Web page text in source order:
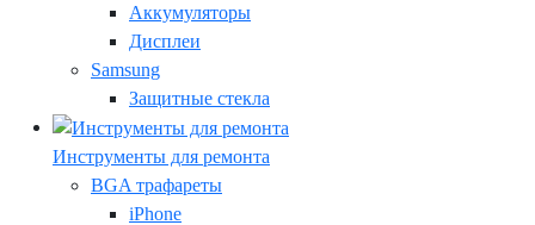
Аккумуляторы
Дисплеи
Samsung
Защитные стекла
Инструменты для ремонта
BGA трафареты
iPhone